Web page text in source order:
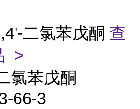
二氯苯戊酮 查
>
氯苯戊酮
66-3